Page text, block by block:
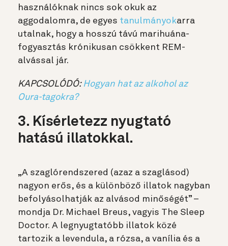
használóknak nincs sok okuk az
aggodalomra, de egyes tanulmányokarra
utalnak, hogy a hosszú távú marihuána-
fogyasztás krónikusan csökkent REM-
alvással jár.
KAPCSOLÓDÓ: Hogyan hat az alkohol az
Oura-tagokra?
3. Kísérletezz nyugtató
hatású illatokkal.
„A szaglórendszered (azaz a szaglásod)
nagyon erős, és a különböző illatok nagyban
befolyásolhatják az alvásod minőségét” –
mondja Dr. Michael Breus, vagyis The Sleep
Doctor. A legnyugtatóbb illatok közé
tartozik a levendula, a rózsa, a vanília és a